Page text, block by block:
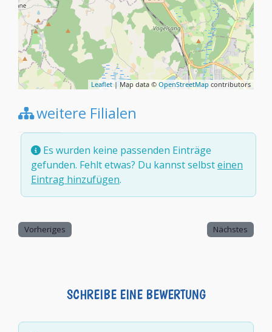
Leaflet| Map data ©OpenStreetMap contributors
weitere Filialen
Es wurden keine passenden Einträge
gefunden. Fehlt etwas? Du kannst selbsteinen
Eintrag hinzufügen.
Vorheriges Nächstes
SCHREIBE EINE BEWERTUNG